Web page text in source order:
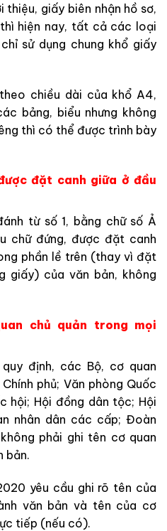
giấy biên nhận hồ sơ,
hiện nay, tất cả các loại
sử dụng chung khổ giấy
chiều dài của khổ A4,
bảng, biểu nhưng không
thì có thể được trình bày
đặt canh giữa ở đầu
từ số 1, bằng chữ số Ả
chữ đứng, được đặt canh
phần lề trên (thay vì đặt
giấy) của văn bản, không
chủ quản trong mọi
định, các Bộ, cơ quan
phủ; Văn phòng Quốc
hội; Hội đồng dân tộc; Hội
nhân dân các cấp; Đoàn
phải ghi tên cơ quan
bản.
yêu cầu ghi rõ tên của
văn bản và tên của cơ
tiếp (nếu có).